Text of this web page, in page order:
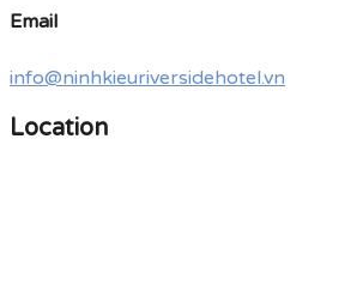
Email
info@ninhkieuriversidehotel.vn
Location